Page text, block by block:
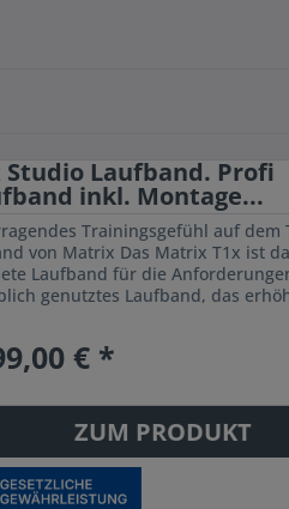
Studio Laufband. Profi
inkl. Montage...
Trainingsgefühl auf dem
von Matrix Das Matrix T1x ist
Laufband für die
genutztes Laufband, das
€ *
ZUM PRODUKT